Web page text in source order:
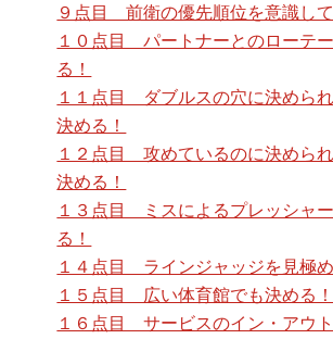
９点目 前衛の優先順位を意識して
１０点目 パートナーとのローテ
る！
１１点目 ダブルスの穴に決めら
決める！
１２点目 攻めているのに決めら
決める！
１３点目 ミスによるプレッシャ
る！
１４点目 ラインジャッジを見極め
１５点目 広い体育館でも決める！
１６点目 サービスのイン・アウト